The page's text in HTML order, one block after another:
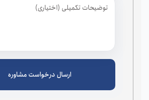
ارسال درخواست مشاوره